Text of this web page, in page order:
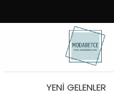
YENİ GELENLER